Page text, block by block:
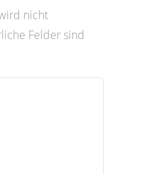
nicht
Felder sind